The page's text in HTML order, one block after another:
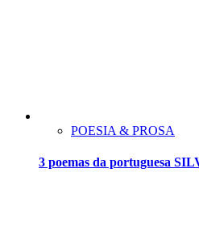
POESIA & PROSA
3 poemas da portuguesa